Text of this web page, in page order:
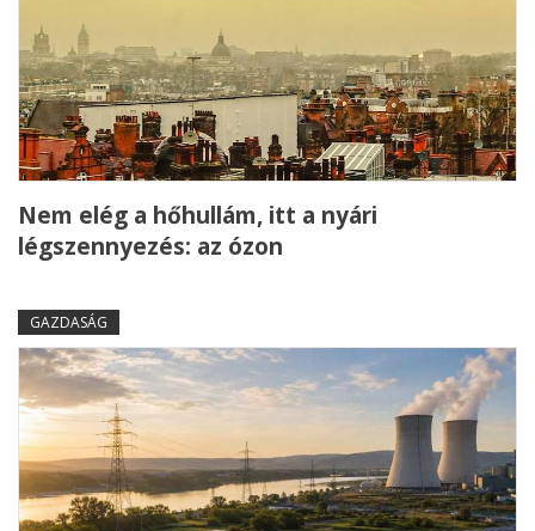
Nem elég a hőhullám, itt a nyári
légszennyezés: az ózon
GAZDASÁG